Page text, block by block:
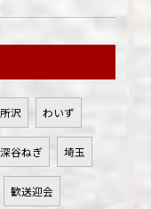
所沢 わいず
深谷ねぎ 埼玉
歓送迎会